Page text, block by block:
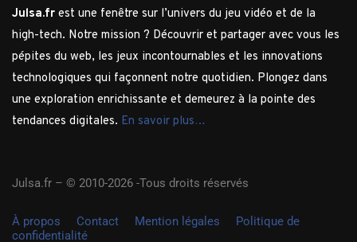
Julsa.fr est une fenêtre sur l’univers du jeu vidéo et de la
high-tech. Notre mission ? Découvrir et partager avec vous les
pépites du web, les jeux incontournables et les innovations
technologiques qui façonnent notre quotidien. Plongez dans
une exploration enrichissante et demeurez à la pointe des
tendances digitales. En savoir plus…
Julsa.fr – © 2010-2026 -Tous droits réservés
À propos Contact Mention légales
Politique de
confidentialité